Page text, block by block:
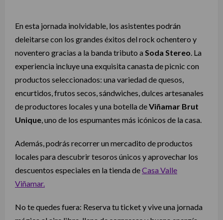
En esta jornada inolvidable, los asistentes podrán
deleitarse con los grandes éxitos del rock ochentero y
noventero gracias a la banda tributo a Soda Stereo . La
experiencia incluye una exquisita canasta de picnic con
productos seleccionados: una variedad de quesos,
encurtidos, frutos secos, sándwiches, dulces artesanales
de productores locales y una botella deViñamar Brut
Unique , uno de los espumantes más icónicos de la casa.
Además, podrás recorrer un mercadito de productos
locales para descubrir tesoros únicos y aprovechar los
descuentos especiales en la tienda deCasa Valle
Viñamar.
No te quedes fuera: Reserva tu ticket y vive una jornada